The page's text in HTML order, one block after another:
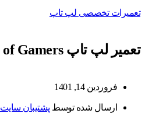
تعمیرات تخصصی لپ تاپ
تعمیر لپ تاپ ROG Republic of Gamers
فروردین 14, 1401
ارسال شده توسط پشتیبان سایت